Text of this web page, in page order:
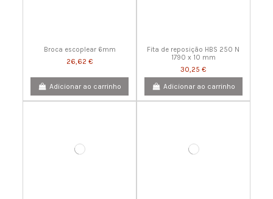
Broca escoplear 6mm
26,62 €
Adicionar ao carrinho
Fita de reposição HBS 250 N
1790 x 10 mm
30,25 €
Adicionar ao carrinho